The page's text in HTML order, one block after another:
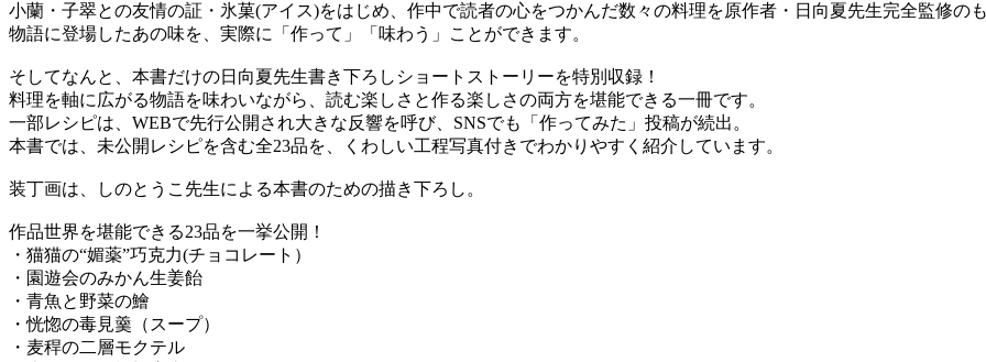
小蘭・子翠との友情の証・氷菓(アイス)をはじめ、作中で読者の心をつかんだ数々の料理を原作者・日向夏先生完全監修の
物語に登場したあの味を、実際に「作って」「味わう」ことができます。
そしてなんと、本書だけの日向夏先生書き下ろしショートストーリーを特別収録！
料理を軸に広がる物語を味わいながら、読む楽しさと作る楽しさの両方を堪能できる一冊です。
一部レシピは、WEBで先行公開され大きな反響を呼び、SNSでも「作ってみた」投稿が続出。
本書では、未公開レシピを含む全23品を、くわしい工程写真付きでわかりやすく紹介しています。
装丁画は、しのとうこ先生による本書のための描き下ろし。
作品世界を堪能できる23品を一挙公開！
・猫猫の“媚薬”巧克力(チョコレート）
・園遊会のみかん生姜飴
・青魚と野菜の鱠
・恍惚の毒見羹（スープ）
・麦稈の二層モクテル